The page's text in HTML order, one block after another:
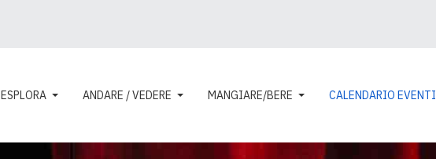
ESPLORA ANDARE / VEDERE MANGIARE/BERE CALENDARIO EVENTI